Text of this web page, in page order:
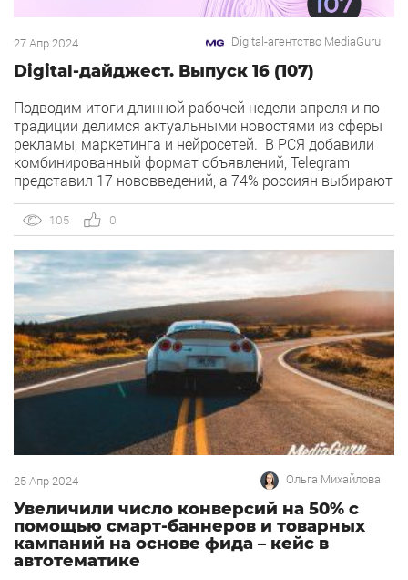
27 Апр 2024 Digital-агентство MediaGuru
Digital-дайджест. Выпуск 16 (107)
Подводим итоги длинной рабочей недели апреля и по
традиции делимся актуальными новостями из сферы
рекламы, маркетинга и нейросетей. В РСЯ добавили
комбинированный формат объявлений, Telegram
представил 17 нововведений, а 74% россиян выбирают
выпуске. 1) В РСЯ добавили комбинированный
формат объявлений. Яндекс представил […]
105 0
25 Апр 2024 Ольга Михайлова
Увеличили число конверсий на 50% с
помощью смарт-баннеров и товарных
кампаний на основе фида – кейс в
автотематике